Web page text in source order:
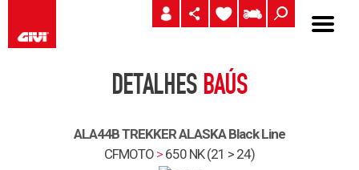
DETALHES BAÚS
ALA44B TREKKER ALASKA Black Line
CFMOTO > 650 NK (21 > 24)